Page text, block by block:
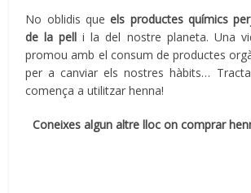
No oblidis queels productes químics
de la pell i la del nostre planeta. Una
promou amb el consum de productes
per a canviar els nostres hàbits…
comença a utilitzar henna!
Coneixes algun altre lloc on comprar